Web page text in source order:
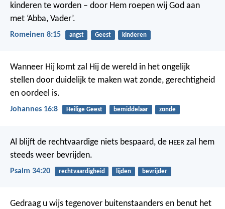
kinderen te worden – door Hem roepen wij God aan
met ‘Abba, Vader’.
Romeinen 8:15 angst Geest kinderen
Wanneer Hij komt zal Hij de wereld in het ongelijk
stellen door duidelijk te maken wat zonde, gerechtigheid
en oordeel is.
Johannes 16:8 Heilige Geest bemiddelaar zonde
Al blijft de rechtvaardige niets bespaard, de HEER zal hem
steeds weer bevrijden.
Psalm 34:20 rechtvaardigheid lijden bevrijder
Gedraag u wijs tegenover buitenstaanders en benut het